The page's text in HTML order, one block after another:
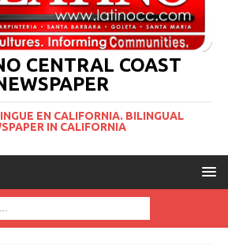
CENTRAL COAST
EN CALIFORNIA. BILINGUAL
IN CALIFORNIA